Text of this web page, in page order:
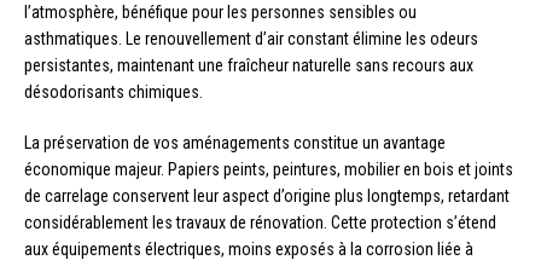
l’atmosphère, bénéfique pour les personnes sensibles ou
asthmatiques. Le renouvellement d’air constant élimine les odeurs
persistantes, maintenant une fraîcheur naturelle sans recours aux
désodorisants chimiques.
La préservation de vos aménagements constitue un avantage
économique majeur. Papiers peints, peintures, mobilier en bois et joints
de carrelage conservent leur aspect d’origine plus longtemps, retardant
considérablement les travaux de rénovation. Cette protection s’étend
aux équipements électriques, moins exposés à la corrosion liée à